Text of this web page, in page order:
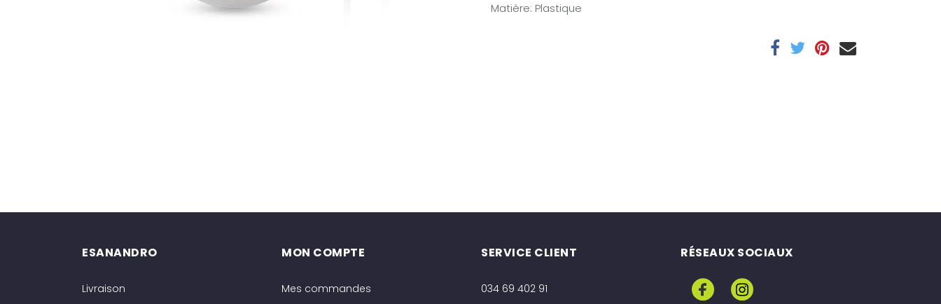
Matière: Plastique
ESANANDRO
Livraison
MON COMPTE
Mes commandes
SERVICE CLIENT
034 69 402 91
RÉSEAUX SOCIAUX